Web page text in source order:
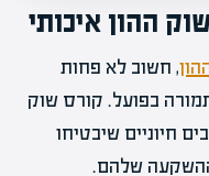
ההון איכותי
, חשוב לא פחות
בפועל. קורס שוק
חיוניים שיבטיחו
שלהם.